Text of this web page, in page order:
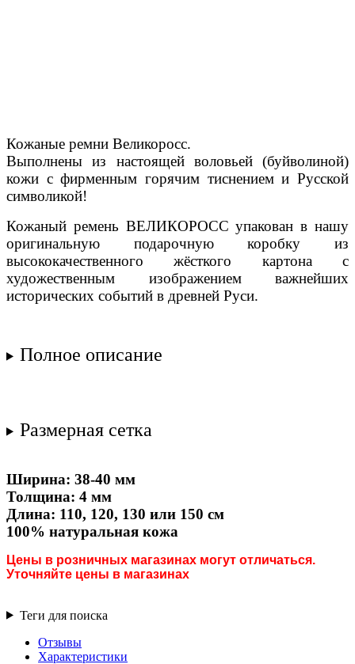
Кожаные ремни Великоросс.
Выполнены из настоящей воловьей (буйволиной)
кожи с фирменным горячим тиснением и Русской
символикой!
Кожаный ремень ВЕЛИКОРОСС упакован в нашу
оригинальную подарочную коробку из
высококачественного жёсткого картона с
художественным изображением важнейших
исторических событий в древней Руси.
Полное описание
Размерная сетка
Ширина: 38-40 мм
Толщина: 4 мм
Длина: 110, 120, 130 или 150 см
100% натуральная кожа
Цены в розничных магазинах могут отличаться.
Уточняйте цены в магазинах
Теги для поиска
Отзывы
Характеристики